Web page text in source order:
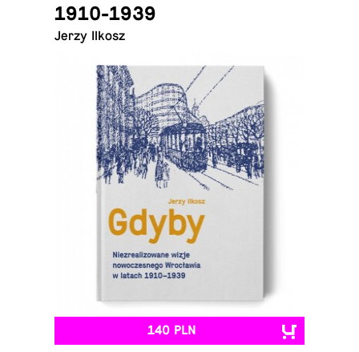
1910-1939
Jerzy Ilkosz
140 PLN